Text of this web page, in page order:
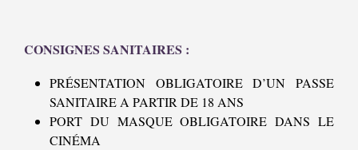
CONSIGNES SANITAIRES :
PRÉSENTATION OBLIGATOIRE D’UN PASSE
SANITAIRE A PARTIR DE 18 ANS
PORT DU MASQUE OBLIGATOIRE DANS LE
CINÉMA